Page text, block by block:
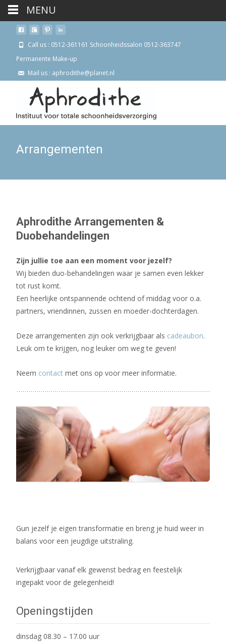
Call us : 0512-361161 Schoonheidssalon 0512-363747
Permanente Make-up
Mail us : aphrodithe@planet.nl
Arrangementen
Aphrodithe Arrangementen &
Duobehandelingen
Zijn jullie toe aan een moment voor jezelf?
Wij bieden duo-behandelingen waar je samen even lekker
tot rust komt.
Een heerlijke ontspannende ochtend of middag voor o.a.
partners, vriendinnen, zussen en moeder-dochterdagen.
Deze arrangementen zijn ook verkrijgbaar als cadeaubon.
Leuk om te krijgen, nog leuker om weg te geven!
Neem contact met ons op voor meer informatie.
Gun jezelf je eigen transformatie en breng je huid weer in
balans voor een jeugdige uitstraling.
Verkrijgbaar vanaf elk gewenst bedrag en feestelijk
ingepakt voor de gelegenheid!
Openingstijden
dinsdag 08.30 – 17.00 uur
MENU